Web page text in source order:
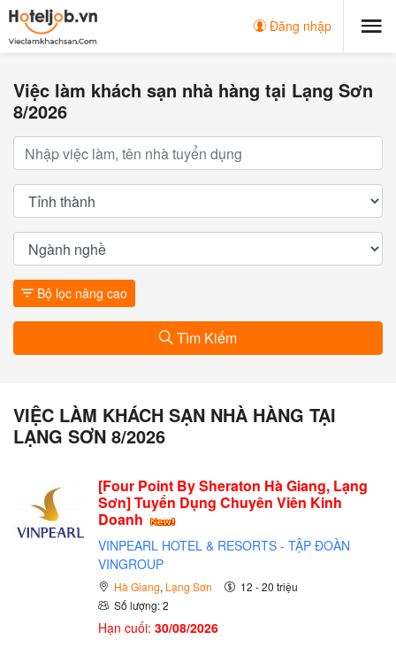
Đăng nhập
Việc làm khách sạn nhà hàng tại Lạng Sơn
8/2026
Bộ lọc nâng cao
Tìm Kiếm
VIỆC LÀM KHÁCH SẠN NHÀ HÀNG TẠI
LẠNG SƠN 8/2026
[Four Point By Sheraton Hà Giang, Lạng
Sơn] Tuyển Dụng Chuyên Viên Kinh
Doanh
VINPEARL HOTEL & RESORTS - TẬP ĐOÀN
VINGROUP
Hà Giang, Lạng Sơn
12 - 20 triệu
Số lượng: 2
Hạn cuối: 30/08/2026